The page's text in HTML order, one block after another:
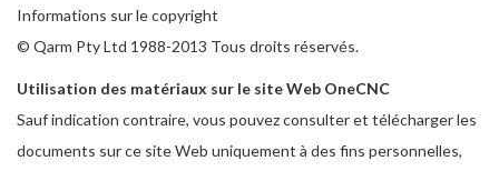
Informations sur le copyright
© Qarm Pty Ltd 1988-2013 Tous droits réservés.
Utilisation des matériaux sur le site Web OneCNC
Sauf indication contraire, vous pouvez consulter et télécharger les
documents sur ce site Web uniquement à des fins personnelles,